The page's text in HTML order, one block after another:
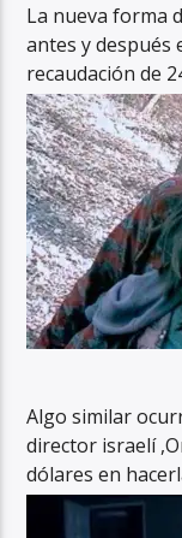
La nueva forma
antes y después
recaudación de
Algo similar
director israelí
dólares en